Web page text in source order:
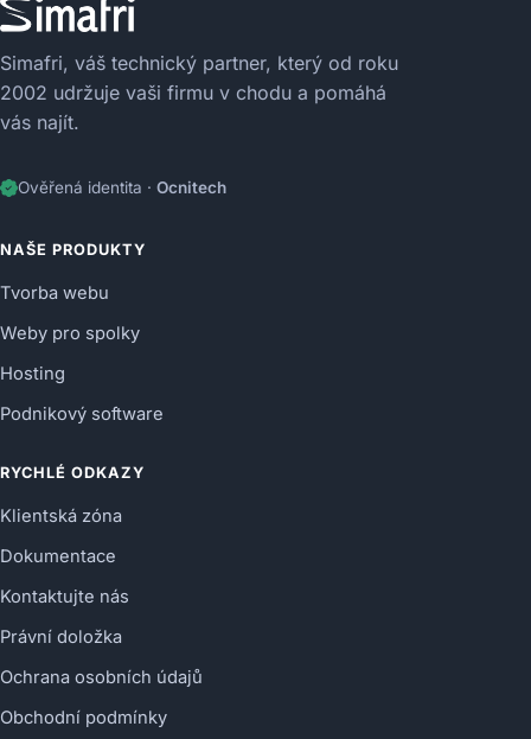
Simafri, váš technický partner, který od roku
2002 udržuje vaši firmu v chodu a pomáhá
vás najít.
Ověřená identita · Ocnitech
NAŠE PRODUKTY
Tvorba webu
Weby pro spolky
Hosting
Podnikový software
RYCHLÉ ODKAZY
Klientská zóna
Dokumentace
Kontaktujte nás
Právní doložka
Ochrana osobních údajů
Obchodní podmínky